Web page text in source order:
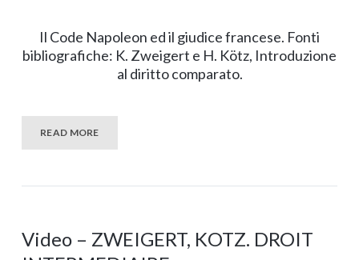
Il Code Napoleon ed il giudice francese. Fonti
bibliografiche: K. Zweigert e H. Kötz, Introduzione
al diritto comparato.
READ MORE
Video – ZWEIGERT, KOTZ. DROIT